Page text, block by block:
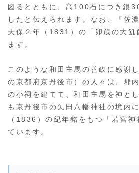
図るとともに、高100石につき銀
したと伝えられます。なお、『佐
天保２年（1831）の「卯歳の大飢
ます。
このような和田主馬の善政に感謝
の京都府京丹後市）の人々は、郡
の小祠を建てて、和田主馬を神と
も京丹後市の矢田八幡神社の境内
（1836）の紀年銘をもつ「若宮
ています。